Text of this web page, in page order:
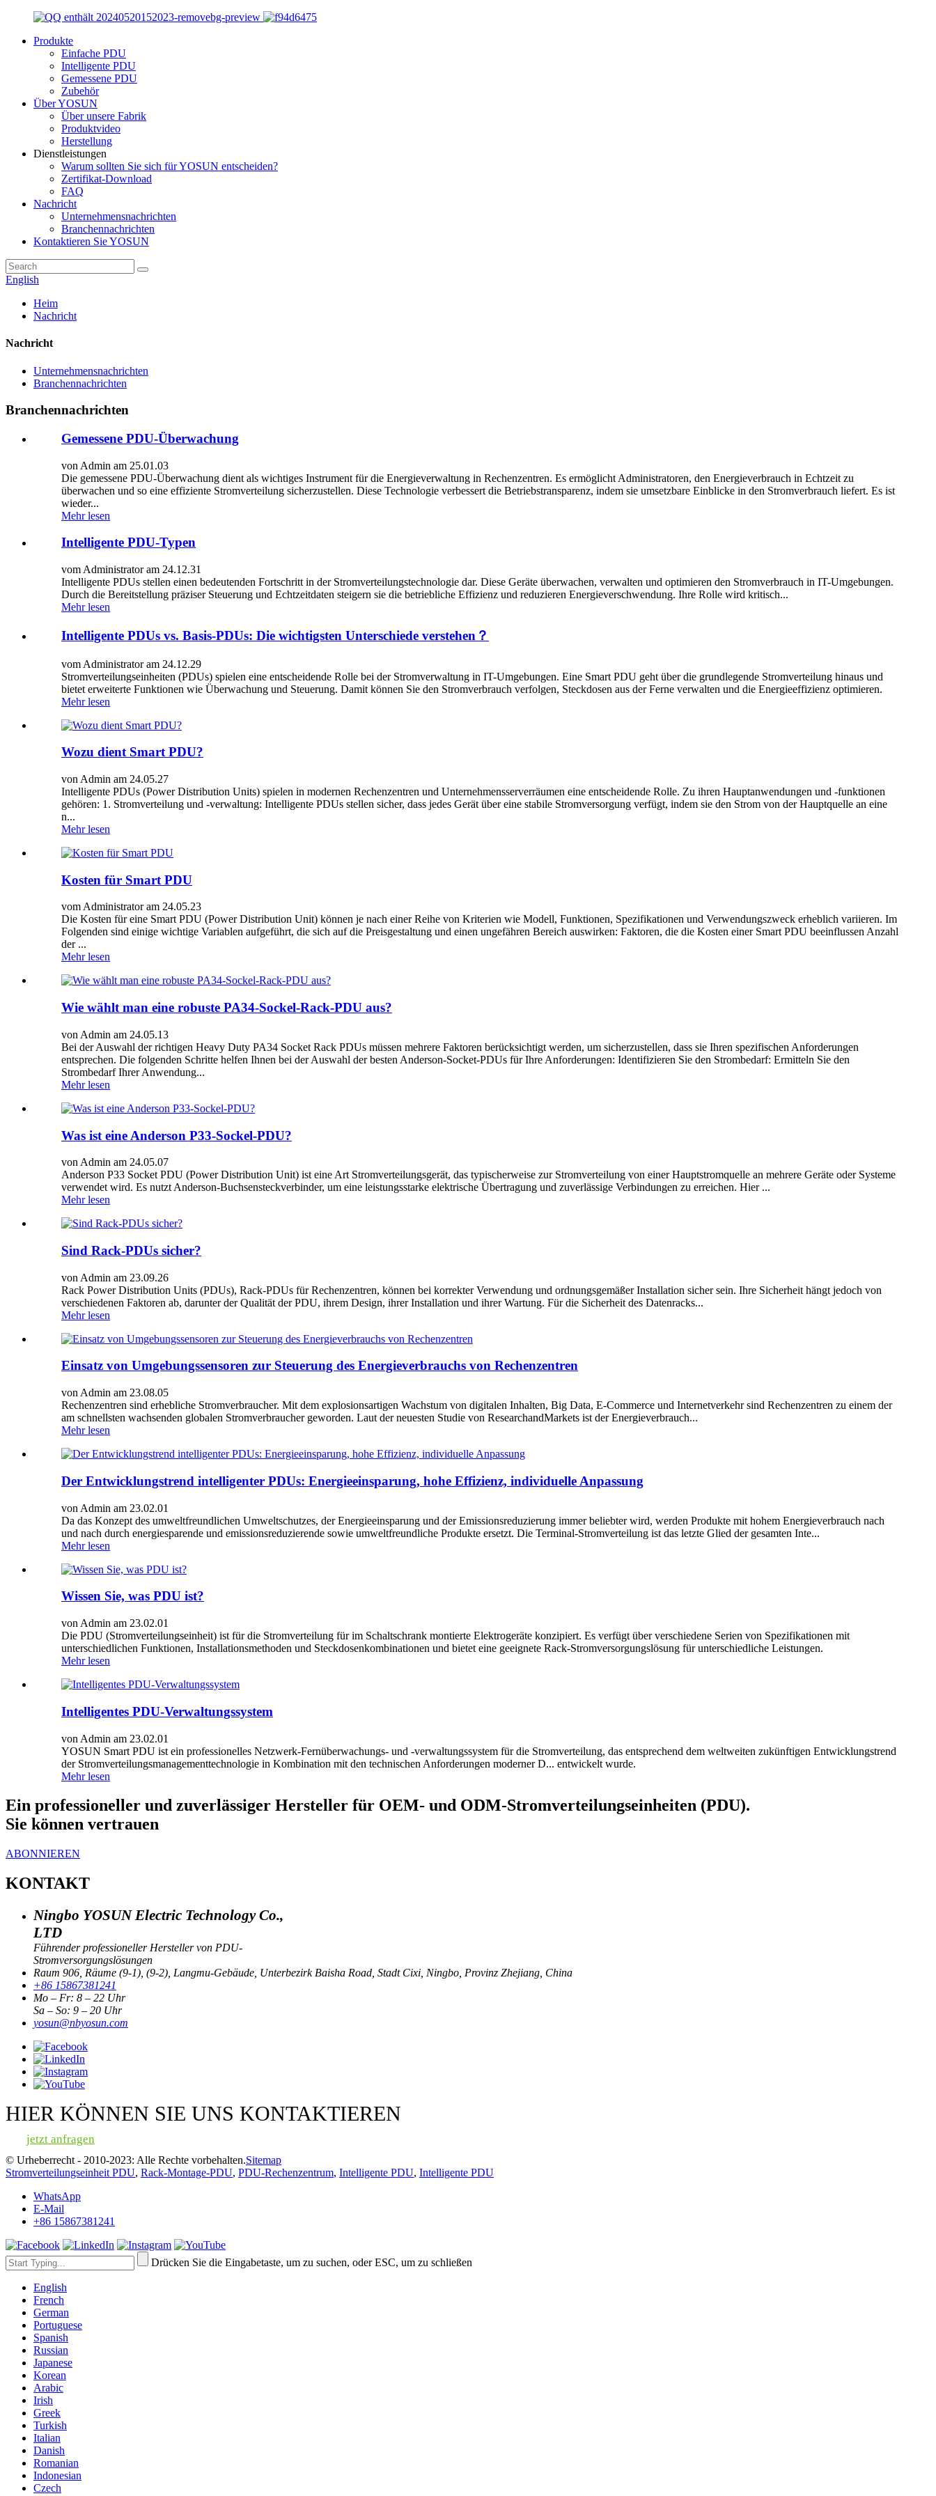
Produkte
Einfache PDU
Intelligente PDU
Gemessene PDU
Zubehör
Über YOSUN
Über unsere Fabrik
Produktvideo
Herstellung
Dienstleistungen
Warum sollten Sie sich für YOSUN entscheiden?
Zertifikat-Download
FAQ
Nachricht
Unternehmensnachrichten
Branchennachrichten
Kontaktieren Sie YOSUN
English
Heim
Nachricht
Nachricht
Unternehmensnachrichten
Branchennachrichten
Branchennachrichten
Gemessene PDU-Überwachung
von Admin am 25.01.03
Die gemessene PDU-Überwachung dient als wichtiges Instrument für die Energieverwaltung in Rechenzentren. Es ermöglicht Administratoren, den Energieverbrauch in Echtzeit zu
überwachen und so eine effiziente Stromverteilung sicherzustellen. Diese Technologie verbessert die Betriebstransparenz, indem sie umsetzbare Einblicke in den Stromverbrauch liefert. Es ist
wieder...
Mehr lesen
Intelligente PDU-Typen
vom Administrator am 24.12.31
Intelligente PDUs stellen einen bedeutenden Fortschritt in der Stromverteilungstechnologie dar. Diese Geräte überwachen, verwalten und optimieren den Stromverbrauch in IT-Umgebungen.
Durch die Bereitstellung präziser Steuerung und Echtzeitdaten steigern sie die betriebliche Effizienz und reduzieren Energieverschwendung. Ihre Rolle wird kritisch...
Mehr lesen
Intelligente PDUs vs. Basis-PDUs: Die wichtigsten Unterschiede verstehen？
vom Administrator am 24.12.29
Stromverteilungseinheiten (PDUs) spielen eine entscheidende Rolle bei der Stromverwaltung in IT-Umgebungen. Eine Smart PDU geht über die grundlegende Stromverteilung hinaus und
bietet erweiterte Funktionen wie Überwachung und Steuerung. Damit können Sie den Stromverbrauch verfolgen, Steckdosen aus der Ferne verwalten und die Energieeffizienz optimieren.
Mehr lesen
Wozu dient Smart PDU?
von Admin am 24.05.27
Intelligente PDUs (Power Distribution Units) spielen in modernen Rechenzentren und Unternehmensserverräumen eine entscheidende Rolle. Zu ihren Hauptanwendungen und -funktionen
gehören: 1. Stromverteilung und -verwaltung: Intelligente PDUs stellen sicher, dass jedes Gerät über eine stabile Stromversorgung verfügt, indem sie den Strom von der Hauptquelle an eine
n...
Mehr lesen
Kosten für Smart PDU
vom Administrator am 24.05.23
Die Kosten für eine Smart PDU (Power Distribution Unit) können je nach einer Reihe von Kriterien wie Modell, Funktionen, Spezifikationen und Verwendungszweck erheblich variieren. Im
Folgenden sind einige wichtige Variablen aufgeführt, die sich auf die Preisgestaltung und einen ungefähren Bereich auswirken: Faktoren, die die Kosten einer Smart PDU beeinflussen Anzahl
der ...
Mehr lesen
Wie wählt man eine robuste PA34-Sockel-Rack-PDU aus?
von Admin am 24.05.13
Bei der Auswahl der richtigen Heavy Duty PA34 Socket Rack PDUs müssen mehrere Faktoren berücksichtigt werden, um sicherzustellen, dass sie Ihren spezifischen Anforderungen
entsprechen. Die folgenden Schritte helfen Ihnen bei der Auswahl der besten Anderson-Socket-PDUs für Ihre Anforderungen: Identifizieren Sie den Strombedarf: Ermitteln Sie den
Strombedarf Ihrer Anwendung...
Mehr lesen
Was ist eine Anderson P33-Sockel-PDU?
von Admin am 24.05.07
Anderson P33 Socket PDU (Power Distribution Unit) ist eine Art Stromverteilungsgerät, das typischerweise zur Stromverteilung von einer Hauptstromquelle an mehrere Geräte oder Systeme
verwendet wird. Es nutzt Anderson-Buchsensteckverbinder, um eine leistungsstarke elektrische Übertragung und zuverlässige Verbindungen zu erreichen. Hier ...
Mehr lesen
Sind Rack-PDUs sicher?
von Admin am 23.09.26
Rack Power Distribution Units (PDUs), Rack-PDUs für Rechenzentren, können bei korrekter Verwendung und ordnungsgemäßer Installation sicher sein. Ihre Sicherheit hängt jedoch von
verschiedenen Faktoren ab, darunter der Qualität der PDU, ihrem Design, ihrer Installation und ihrer Wartung. Für die Sicherheit des Datenracks...
Mehr lesen
Einsatz von Umgebungssensoren zur Steuerung des Energieverbrauchs von Rechenzentren
von Admin am 23.08.05
Rechenzentren sind erhebliche Stromverbraucher. Mit dem explosionsartigen Wachstum von digitalen Inhalten, Big Data, E-Commerce und Internetverkehr sind Rechenzentren zu einem der
am schnellsten wachsenden globalen Stromverbraucher geworden. Laut der neuesten Studie von ResearchandMarkets ist der Energieverbrauch...
Mehr lesen
Der Entwicklungstrend intelligenter PDUs: Energieeinsparung, hohe Effizienz, individuelle Anpassung
von Admin am 23.02.01
Da das Konzept des umweltfreundlichen Umweltschutzes, der Energieeinsparung und der Emissionsreduzierung immer beliebter wird, werden Produkte mit hohem Energieverbrauch nach
und nach durch energiesparende und emissionsreduzierende sowie umweltfreundliche Produkte ersetzt. Die Terminal-Stromverteilung ist das letzte Glied der gesamten Inte...
Mehr lesen
Wissen Sie, was PDU ist?
von Admin am 23.02.01
Die PDU (Stromverteilungseinheit) ist für die Stromverteilung für im Schaltschrank montierte Elektrogeräte konzipiert. Es verfügt über verschiedene Serien von Spezifikationen mit
unterschiedlichen Funktionen, Installationsmethoden und Steckdosenkombinationen und bietet eine geeignete Rack-Stromversorgungslösung für unterschiedliche Leistungen.
Mehr lesen
Intelligentes PDU-Verwaltungssystem
von Admin am 23.02.01
YOSUN Smart PDU ist ein professionelles Netzwerk-Fernüberwachungs- und -verwaltungssystem für die Stromverteilung, das entsprechend dem weltweiten zukünftigen Entwicklungstrend
der Stromverteilungsmanagementtechnologie in Kombination mit den technischen Anforderungen moderner D... entwickelt wurde.
Mehr lesen
Ein professioneller und zuverlässiger Hersteller für OEM- und ODM-Stromverteilungseinheiten (PDU).
Sie können vertrauen
ABONNIEREN
KONTAKT
Ningbo YOSUN Electric Technology Co.,
LTD
Führender professioneller Hersteller von PDU-
Stromversorgungslösungen
Raum 906, Räume (9-1), (9-2), Langmu-Gebäude, Unterbezirk Baisha Road, Stadt Cixi, Ningbo, Provinz Zhejiang, China
+86 15867381241
Mo – Fr: 8 – 22 Uhr
Sa – So: 9 – 20 Uhr
yosun@nbyosun.com
HIER KÖNNEN SIE UNS KONTAKTIEREN
jetzt anfragen
© Urheberrecht - 2010-2023: Alle Rechte vorbehalten.Sitemap
Stromverteilungseinheit PDU, Rack-Montage-PDU, PDU-Rechenzentrum, Intelligente PDU, Intelligente PDU
WhatsApp
E-Mail
+86 15867381241
Drücken Sie die Eingabetaste, um zu suchen, oder ESC, um zu schließen
English
French
German
Portuguese
Spanish
Russian
Japanese
Korean
Arabic
Irish
Greek
Turkish
Italian
Danish
Romanian
Indonesian
Czech